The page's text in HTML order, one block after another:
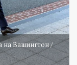
на Вашингтон /